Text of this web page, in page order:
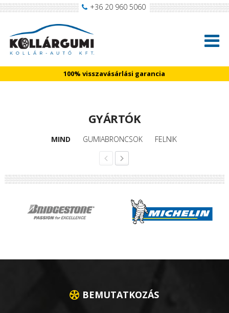
+36 20 960 5060
100% visszavásárlási garancia
GYÁRTÓK
MIND GUMIABRONCSOK FELNIK
BEMUTATKOZÁS